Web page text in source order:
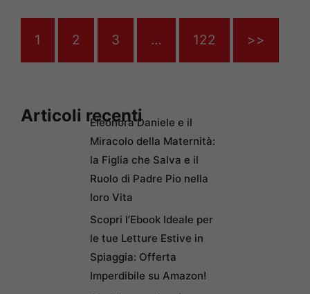
1 2 3 … 122 >>
Articoli recentiEleonora Daniele e il
Miracolo della Maternità:
la Figlia che Salva e il
Ruolo di Padre Pio nella
loro Vita
Scopri l’Ebook Ideale per
le tue Letture Estive in
Spiaggia: Offerta
Imperdibile su Amazon!